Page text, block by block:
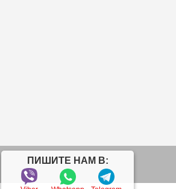
ПИШИТЕ НАМ В: